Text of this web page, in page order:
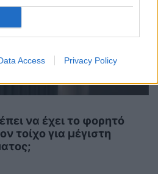
Access Privacy Policy
να έχει το φορητό
τοίχο για μέγιστη